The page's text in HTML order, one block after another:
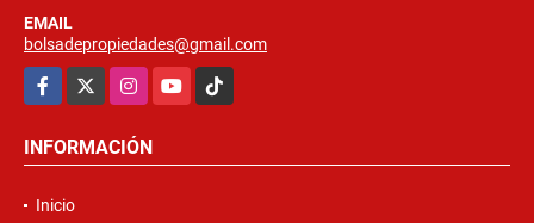
EMAIL
bolsadepropiedades@gmail.com
Facebook
InstagramYouTubeTikTok
INFORMACIÓN
Inicio